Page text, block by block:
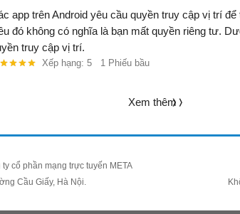
app trên Android yêu cầu quyền truy cập vị trí
đó không có nghĩa là bạn mất quyền riêng tư.
truy cập vị trí.
Xếp hạng: 5 1 Phiếu bầu
Xem thêm
cổ phần mạng trực tuyến META
Cầu Giấy, Hà Nội.